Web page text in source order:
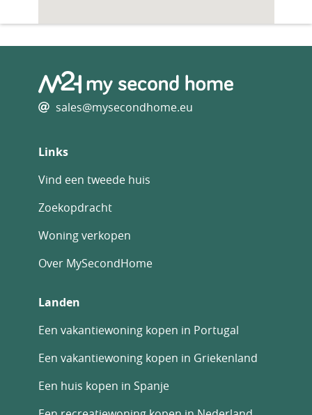
sales@mysecondhome.eu
Links
Vind een tweede huis
Zoekopdracht
Woning verkopen
Over MySecondHome
Landen
Een vakantiewoning kopen in Portugal
Een vakantiewoning kopen in Griekenland
Een huis kopen in Spanje